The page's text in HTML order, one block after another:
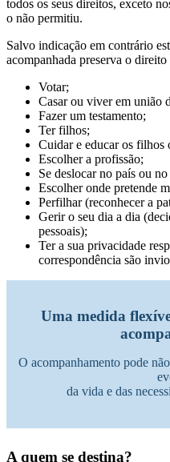
todos os seus direitos, exceto
o não permitiu.
Salvo indicação em contrário
acompanhada preserva o direito
Votar;
Casar ou viver em união
Fazer um testamento;
Ter filhos;
Cuidar e educar os filhos
Escolher a profissão;
Se deslocar no país ou
Escolher onde pretende
Perfilhar (reconhecer a
Gerir o seu dia a dia
pessoais);
Ter a sua privacidade
correspondência são
Uma medida
O acompanhamento pode
da vida e das
A quem se destina?